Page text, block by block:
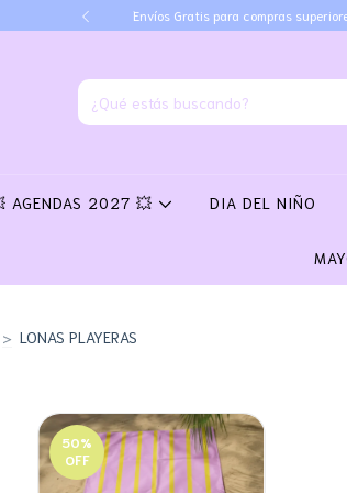
Envíos Gratis para compras
AGENDAS 2027 💥 DIA DEL NIÑO
> LONAS PLAYERAS
50%
OFF